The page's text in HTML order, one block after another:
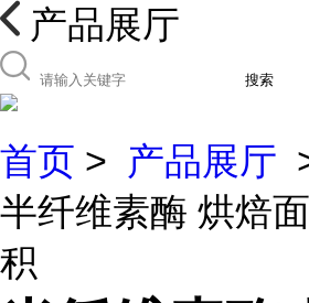
产品展厅
搜索
首页 > 产品展厅
半纤维素酶 烘焙
积